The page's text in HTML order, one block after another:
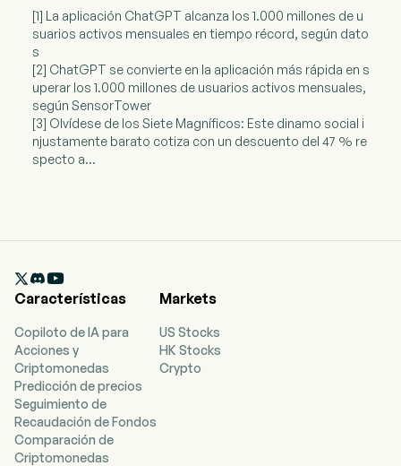
[1] La aplicación ChatGPT alcanza los 1.000 millones de u
suarios activos mensuales en tiempo récord, según dato
s
[2] ChatGPT se convierte en la aplicación más rápida en s
uperar los 1.000 millones de usuarios activos mensuales,
según SensorTower
[3] Olvídese de los Siete Magníficos: Este dinamo social i
njustamente barato cotiza con un descuento del 47 % re
specto a...

Características
Copiloto de IA para
Acciones y
Criptomonedas
Predicción de precios
Seguimiento de
Recaudación de Fondos
Comparación de
Criptomonedas
Markets
US Stocks
HK Stocks
Crypto